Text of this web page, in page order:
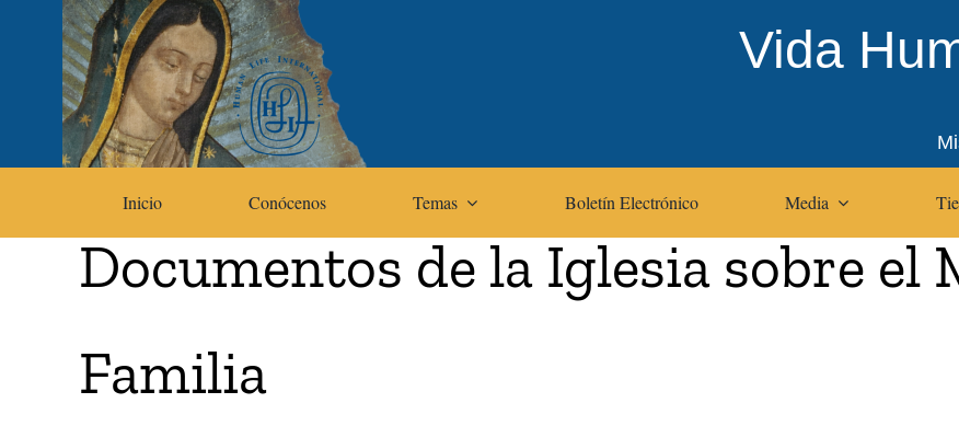
Vida
Inicio Conócenos Temas Boletín Electrónico Media
Documentos de la Iglesia sobre
Familia